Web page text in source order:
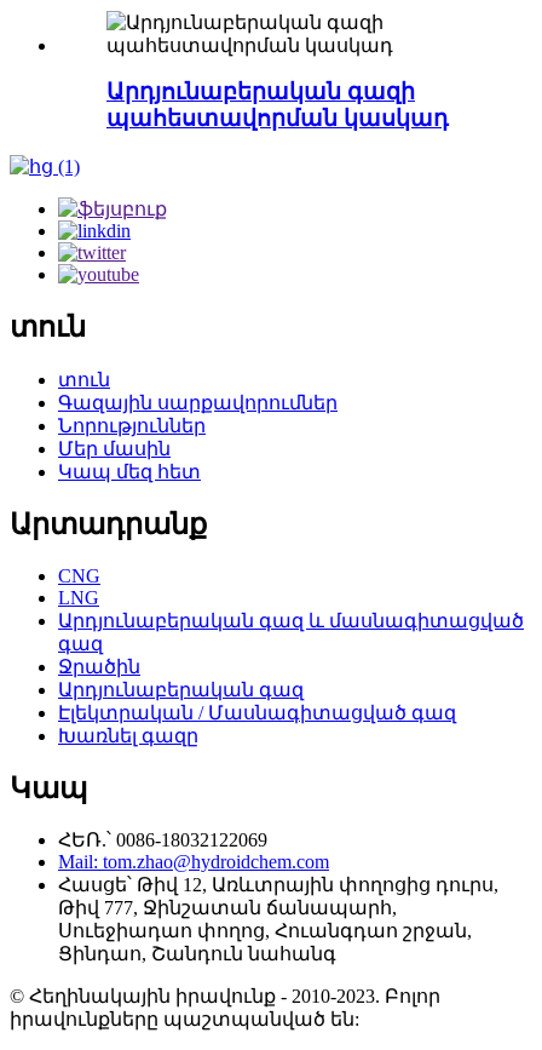
Արդյունաբերական գազի
պահեստավորման կասկադ
տուն
տուն
Գազային սարքավորումներ
Նորություններ
Մեր մասին
Կապ մեզ հետ
Արտադրանք
CNG
LNG
Արդյունաբերական գազ և մասնագիտացված
գազ
Ջրածին
Արդյունաբերական գազ
Էլեկտրական / Մասնագիտացված գազ
Խառնել գազը
Կապ
ՀԵՌ.՝ 0086-18032122069
Mail: tom.zhao@hydroidchem.com
Հասցե՝ Թիվ 12, Առևտրային փողոցից դուրս,
Թիվ 777, Ջինշատան ճանապարհ,
Սուեջիադաո փողոց, Հուանգդաո շրջան,
Ցինդաո, Շանդուն նահանգ
© Հեղինակային իրավունք - 2010-2023. Բոլոր
իրավունքները պաշտպանված են: